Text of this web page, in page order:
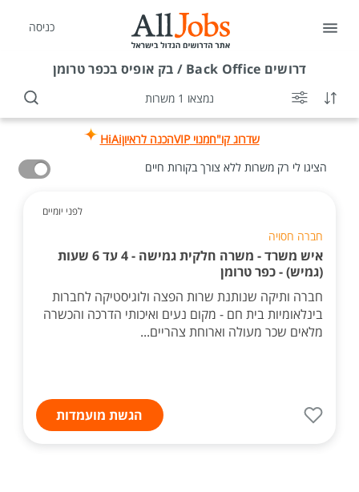
כניסה
דרושים Back Office / בק אופיס בכפר טרומן
נמצאו 1 משרות
שדרוג קו"חמנוי VIP הכנה לראיוןHiAi
הציגו לי רק משרות ללא צורך בקורות חיים
לפני יומיים
חברה חסויה
איש משרד - משרה חלקית גמישה - 4 עד 6 שעות
(גמיש) - כפר טרומן
חברה ותיקה שנותנת שרות הפצה ולוגיסטיקה לחברות
בינלאומיות בית חם - מקום נעים ואיכותי הדרכה והכשרה
מלאים שכר מעולה וארוחת צהריים...
הגשת מועמדות